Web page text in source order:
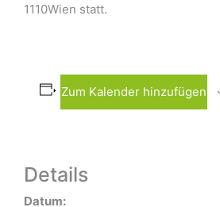
1110Wien statt.
Zum Kalender hinzufügen
Details
Datum: